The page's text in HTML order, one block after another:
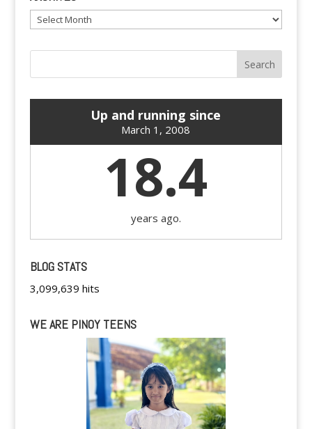
Archives
Up and running since
March 1, 2008
18.4
years ago.
BLOG STATS
3,099,639 hits
WE ARE PINOY TEENS